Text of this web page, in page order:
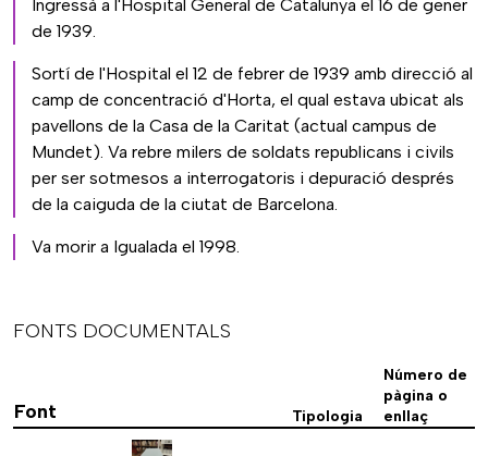
Ingressà a l'Hospital General de Catalunya el 16 de gener
de 1939.
Sortí de l'Hospital el 12 de febrer de 1939 amb direcció al
camp de concentració d'Horta, el qual estava ubicat als
pavellons de la Casa de la Caritat (actual campus de
Mundet). Va rebre milers de soldats republicans i civils
per ser sotmesos a interrogatoris i depuració després
de la caiguda de la ciutat de Barcelona.
Va morir a Igualada el 1998.
FONTS DOCUMENTALS
Font Tipologia
Número de
pàgina o
enllaç